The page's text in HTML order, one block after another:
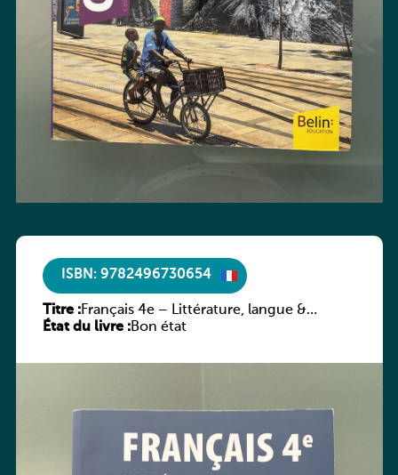
ISBN: 9782496730654
Titre :Français 4e – Littérature, langue &
méthodes
État du livre :Bon état